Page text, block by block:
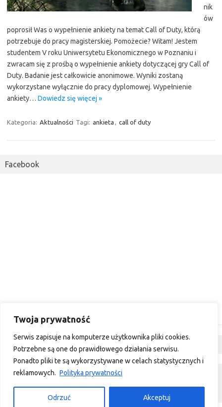
Twoja prywatność
Serwis zapisuje na komputerze użytkownika pliki cookies.
Potrzebne są one do prawidłowego działania serwisu.
Ponadto pliki te są wykorzystywane w celach statystycznych i
reklamowych. Polityka prywatności
Odrzuć Akceptuj
nik
ów
poprosił Was o wypełnienie ankiety na temat Call of Duty, którą
potrzebuje do pracy magisterskiej. Pomożecie? Witam! Jestem
studentem V roku Uniwersytetu Ekonomicznego w Poznaniu i
zwracam się z prośbą o wypełnienie ankiety dotyczącej gry Call of
Duty. Badanie jest całkowicie anonimowe. Wyniki zostaną
wykorzystane wyłącznie do pracy dyplomowej. Wypełnienie
ankiety… Dowiedz się więcej »
Kategoria: Aktualności Tagi: ankieta call of duty
Facebook
Dyskusja